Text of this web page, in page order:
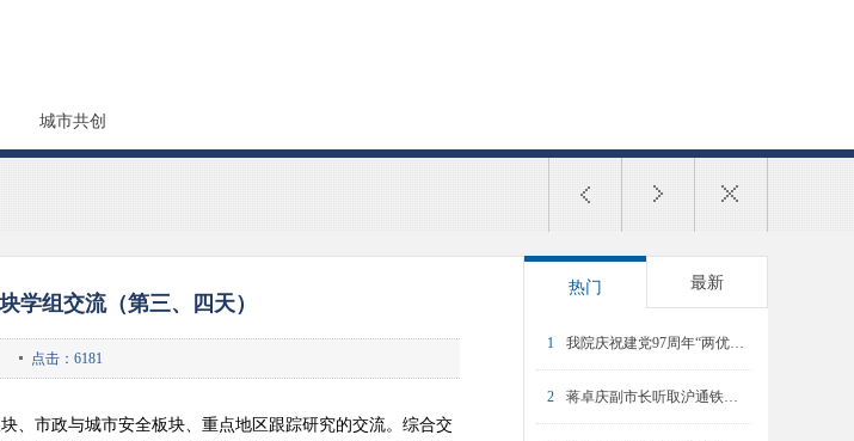
城市共创
学组交流（第三、四天）
点击：6181
、市政与城市安全板块、重点地区跟踪研究的交流。综合交
热门 最新
1 我院庆祝建党97周年“两优一先”表彰大会暨专题党课举行
2 蒋卓庆副市长听取沪通铁路和上海东站规划汇报